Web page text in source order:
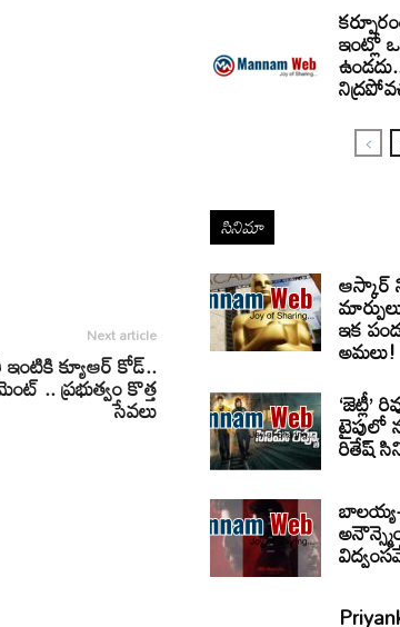
Next article
ఇంటికి క్యూఆర్ కోడ్..
.. ప్రభుత్వం కొత్త
సేవలు
ఇంట్లో
సినిమా
ఆస్కార్
ఇక
అమలు!
‘జెట్లీ’
టైపులో
రితేష్